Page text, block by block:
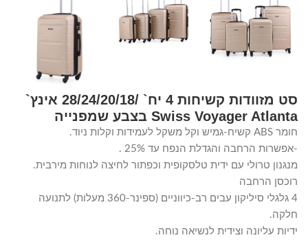
סט מזוודות קשיחות 4 יח` /28/24/20/18 אינץ`
Swiss Voyager Atlanta בצבע שמפנייה
חומר ABS קשיח-גמיש וקל משקל לעמידות וקלות ניוד.
-אפשרות הרחבה והגדלת הנפח עד 25% .
מנגנון טרולי עם ידית טלסקופית וכפתור לחיצה לנוחות מירבית.
רוכסן הרחבה
4 גלגלי סיליקון עבים רב-כיווניים (ספינר-360 מעלות) לתנועה
חלקה.
ידיות עליונה וצידית לנשיאה נוחה.